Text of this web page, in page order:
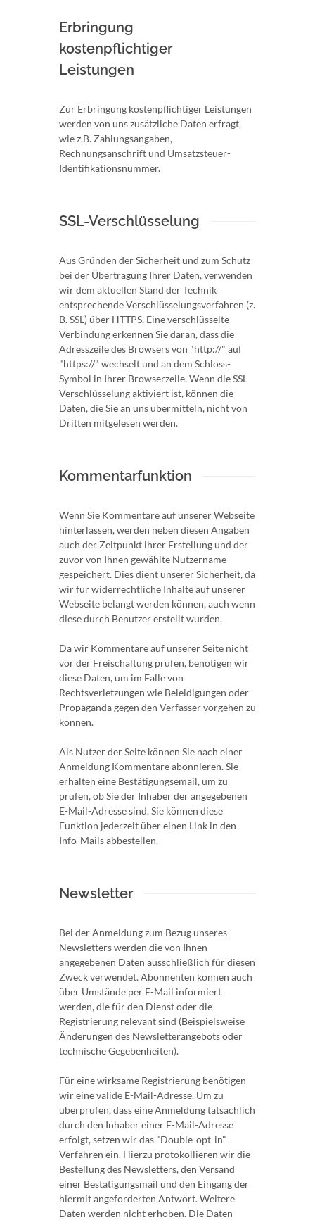
Erbringung
kostenpflichtiger
Leistungen
Zur Erbringung kostenpflichtiger Leistungen
werden von uns zusätzliche Daten erfragt,
wie z.B. Zahlungsangaben,
Rechnungsanschrift und Umsatzsteuer-
Identifikationsnummer.
SSL-Verschlüsselung
Aus Gründen der Sicherheit und zum Schutz
bei der Übertragung Ihrer Daten, verwenden
wir dem aktuellen Stand der Technik
entsprechende Verschlüsselungsverfahren (z.
B. SSL) über HTTPS. Eine verschlüsselte
Verbindung erkennen Sie daran, dass die
Adresszeile des Browsers von "http://" auf
"https://" wechselt und an dem Schloss-
Symbol in Ihrer Browserzeile. Wenn die SSL
Verschlüsselung aktiviert ist, können die
Daten, die Sie an uns übermitteln, nicht von
Dritten mitgelesen werden.
Kommentarfunktion
Wenn Sie Kommentare auf unserer Webseite
hinterlassen, werden neben diesen Angaben
auch der Zeitpunkt ihrer Erstellung und der
zuvor von Ihnen gewählte Nutzername
gespeichert. Dies dient unserer Sicherheit, da
wir für widerrechtliche Inhalte auf unserer
Webseite belangt werden können, auch wenn
diese durch Benutzer erstellt wurden.
Da wir Kommentare auf unserer Seite nicht
vor der Freischaltung prüfen, benötigen wir
diese Daten, um im Falle von
Rechtsverletzungen wie Beleidigungen oder
Propaganda gegen den Verfasser vorgehen zu
können.
Als Nutzer der Seite können Sie nach einer
Anmeldung Kommentare abonnieren. Sie
erhalten eine Bestätigungsemail, um zu
prüfen, ob Sie der Inhaber der angegebenen
E-Mail-Adresse sind. Sie können diese
Funktion jederzeit über einen Link in den
Info-Mails abbestellen.
Newsletter
Bei der Anmeldung zum Bezug unseres
Newsletters werden die von Ihnen
angegebenen Daten ausschließlich für diesen
Zweck verwendet. Abonnenten können auch
über Umstände per E-Mail informiert
werden, die für den Dienst oder die
Registrierung relevant sind (Beispielsweise
Änderungen des Newsletterangebots oder
technische Gegebenheiten).
Für eine wirksame Registrierung benötigen
wir eine valide E-Mail-Adresse. Um zu
überprüfen, dass eine Anmeldung tatsächlich
durch den Inhaber einer E-Mail-Adresse
erfolgt, setzen wir das "Double-opt-in"-
Verfahren ein. Hierzu protokollieren wir die
Bestellung des Newsletters, den Versand
einer Bestätigungsmail und den Eingang der
hiermit angeforderten Antwort. Weitere
Daten werden nicht erhoben. Die Daten